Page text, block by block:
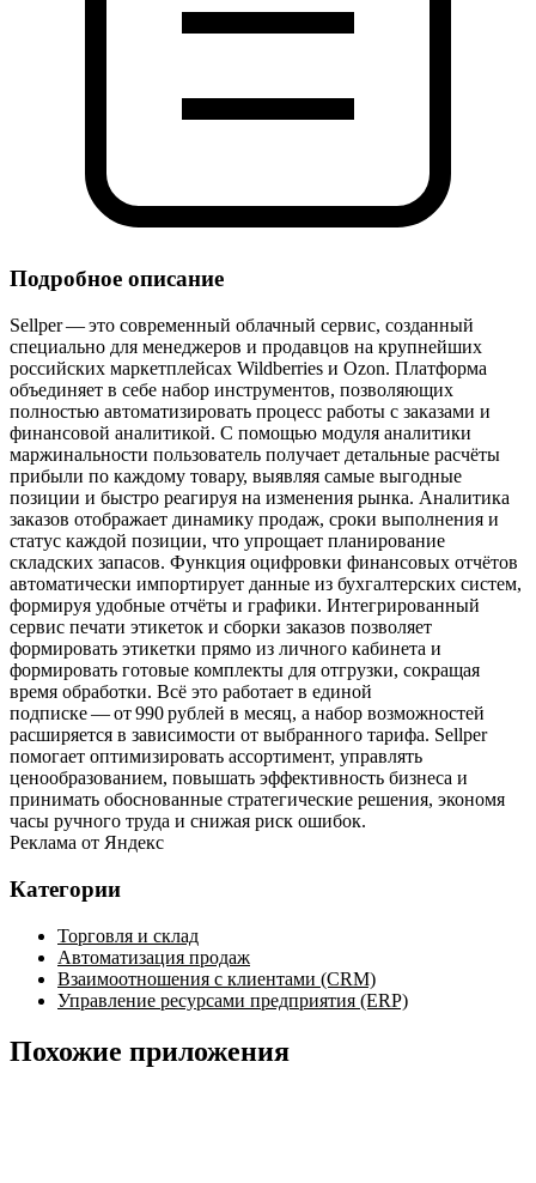
Подробное описание
Sellper — это современный облачный сервис, созданный
специально для менеджеров и продавцов на крупнейших
российских маркетплейсах Wildberries и Ozon. Платформа
объединяет в себе набор инструментов, позволяющих
полностью автоматизировать процесс работы с заказами и
финансовой аналитикой. С помощью модуля аналитики
маржинальности пользователь получает детальные расчёты
прибыли по каждому товару, выявляя самые выгодные
позиции и быстро реагируя на изменения рынка. Аналитика
заказов отображает динамику продаж, сроки выполнения и
статус каждой позиции, что упрощает планирование
складских запасов. Функция оцифровки финансовых отчётов
автоматически импортирует данные из бухгалтерских систем,
формируя удобные отчёты и графики. Интегрированный
сервис печати этикеток и сборки заказов позволяет
формировать этикетки прямо из личного кабинета и
формировать готовые комплекты для отгрузки, сокращая
время обработки. Всё это работает в единой
подписке — от 990 рублей в месяц, а набор возможностей
расширяется в зависимости от выбранного тарифа. Sellper
помогает оптимизировать ассортимент, управлять
ценообразованием, повышать эффективность бизнеса и
принимать обоснованные стратегические решения, экономя
часы ручного труда и снижая риск ошибок.
Реклама от Яндекс
Категории
Торговля и склад
Автоматизация продаж
Взаимоотношения с клиентами (CRM)
Управление ресурсами предприятия (ERP)
Похожие приложения